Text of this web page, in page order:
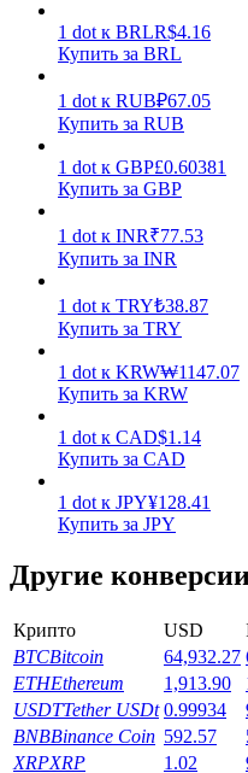
Торговые стратегии
Заработок
Силовая свинья
Получайте
1 dot к BRLR$4.16
Купить за BRL
1 dot к RUB₽67.05
Купить за RUB
1 dot к GBP£0.60381
Купить за GBP
1 dot к INR₹77.53
Купить за INR
1 dot к TRY₺38.87
Купить за TRY
1 dot к KRW₩1147.07
Купить за KRW
1 dot к CAD$1.14
Купить за CAD
1 dot к JPY¥128.41
Купить за JPY
Другие
Крипто USD
BTCBitcoin 64,932.27
ETHEthereum 1,913.90
USDTTether USDt 0.99934
BNBBinance Coin 592.57
XRPXRP 1.02